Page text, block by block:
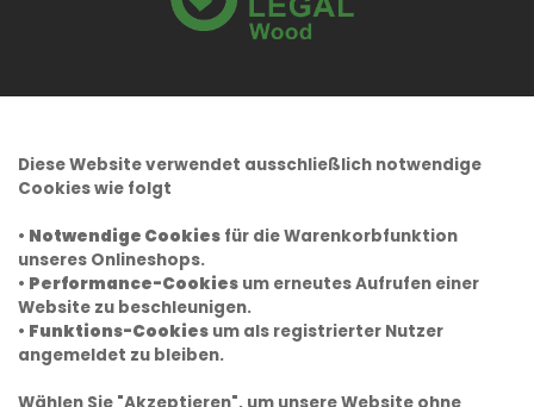
Diese Website verwendet ausschließlich notwendige
Cookies wie folgt
• Notwendige Cookies für die Warenkorbfunktion
unseres Onlineshops.
• Performance-Cookies um erneutes Aufrufen einer
Website zu beschleunigen.
• Funktions-Cookies um als registrierter Nutzer
angemeldet zu bleiben.